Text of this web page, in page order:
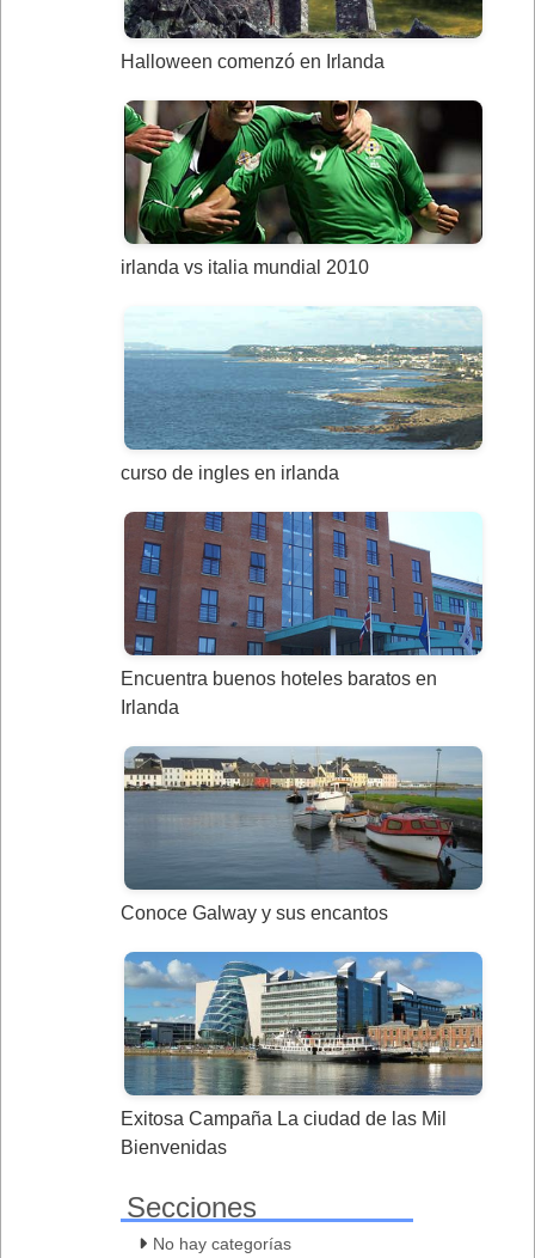
Halloween comenzó en Irlanda
irlanda vs italia mundial 2010
curso de ingles en irlanda
Encuentra buenos hoteles baratos en
Irlanda
Conoce Galway y sus encantos
Exitosa Campaña La ciudad de las Mil
Bienvenidas
Secciones
No hay categorías